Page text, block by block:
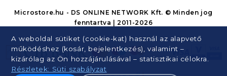
A weboldal sütiket (cookie-kat) használ az alapvető
működéshez (kosár, bejelentkezés), valamint –
kizárólag az Ön hozzájárulásával – statisztikai célokra.
Részletek: Süti szabályzat
Microstore.hu - DS ONLINE NETWORK Kft. © Minden jog
fenntartva | 2011-2026